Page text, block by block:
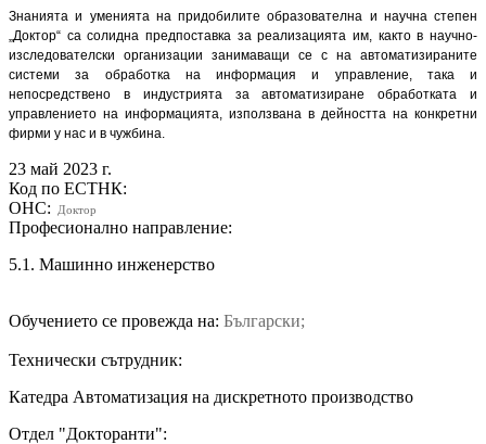
Знанията и уменията на придобилите образователна и научна степен
„Доктор“ са солидна предпоставка за реализацията им, както в научно-
изследователски организации занимаващи се с на автоматизираните
системи за обработка на информация и управление, така и
непосредствено в индустрията за автоматизиране обработката и
управлението на информацията, използвана в дейността на конкретни
фирми у нас и в чужбина.
23 май 2023 г.
Код по ЕСТНК:
ОНС:
Доктор
Професионално направление:
5.1. Машинно инженерство
Обучението се провежда на: Български;
Технически сътрудник:
Катедра Автоматизация на дискретното производство
Отдел "Докторанти":